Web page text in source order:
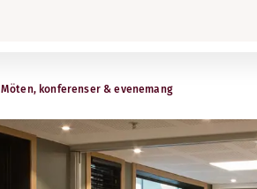
Möten, konferenser & evenemang